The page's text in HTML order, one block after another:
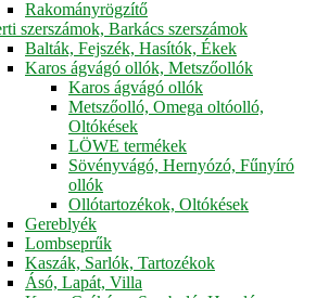
Rakományrögzítő
szerszámok, Barkács szerszámok
Balták, Fejszék, Hasítók, Ékek
Karos ágvágó ollók, Metszőollók
Karos ágvágó ollók
Metszőolló, Omega oltóolló,
Oltókések
LÖWE termékek
Sövényvágó, Hernyózó, Fűnyíró
ollók
Ollótartozékok, Oltókések
Gereblyék
Lombseprűk
Kaszák, Sarlók, Tartozékok
Ásó, Lapát, Villa